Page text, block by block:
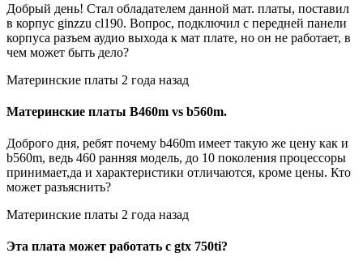
Добрый день! Стал обладателем данной мат. платы, поставил
в корпус ginzzu cl190. Вопрос, подключил с передней панели
корпуса разъем аудио выхода к мат плате, но он не работает, в
чем может быть дело?
Материнские платы 2 года назад
Материнские платы B460m vs b560m.
Доброго дня, ребят почему b460m имеет такую же цену как и
b560m, ведь 460 ранняя модель, до 10 поколения процессоры
принимает,да и характеристики отличаются, кроме цены. Кто
может разъяснить?
Материнские платы 2 года назад
Эта плата может работать с gtx 750ti?